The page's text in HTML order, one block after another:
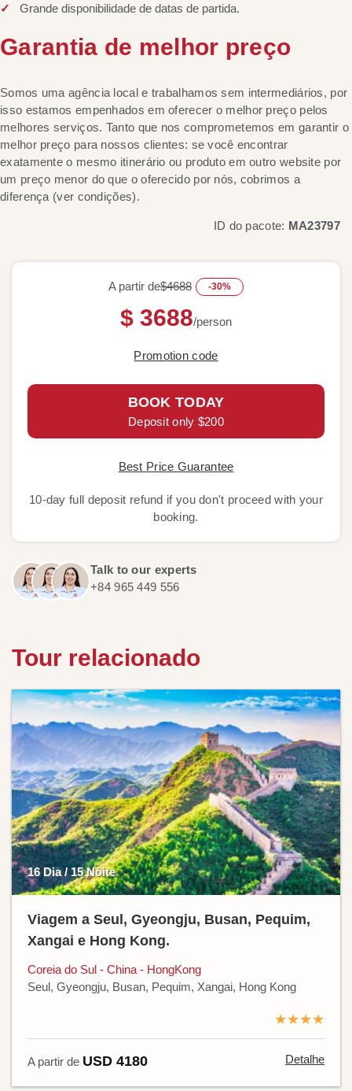
Grande disponibilidade de datas de partida.
Garantia de melhor preço
Somos uma agência local e trabalhamos sem intermediários, por
isso estamos empenhados em oferecer o melhor preço pelos
melhores serviços. Tanto que nos comprometemos em garantir o
melhor preço para nossos clientes: se você encontrar
exatamente o mesmo itinerário ou produto em outro website por
um preço menor do que o oferecido por nós, cobrimos a
diferença (ver condições).
ID do pacote: MA23797
A partir de$4688 -30%
$ 3688/person
Promotion code
BOOK TODAY
Deposit only $200
Best Price Guarantee
10-day full deposit refund if you don't proceed with your
booking.
Talk to our experts
+84 965 449 556
Tour relacionado
16 Dia / 15 Noite
Viagem a Seul, Gyeongju, Busan, Pequim,
Xangai e Hong Kong.
Coreia do Sul - China - HongKong
Seul, Gyeongju, Busan, Pequim, Xangai, Hong Kong
★★★★
A partir de USD 4180 Detalhe